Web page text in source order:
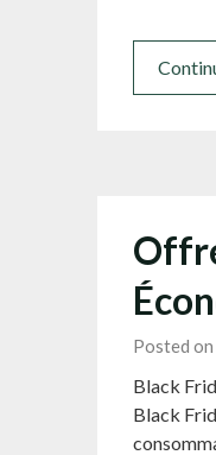
Posted
Black
Black